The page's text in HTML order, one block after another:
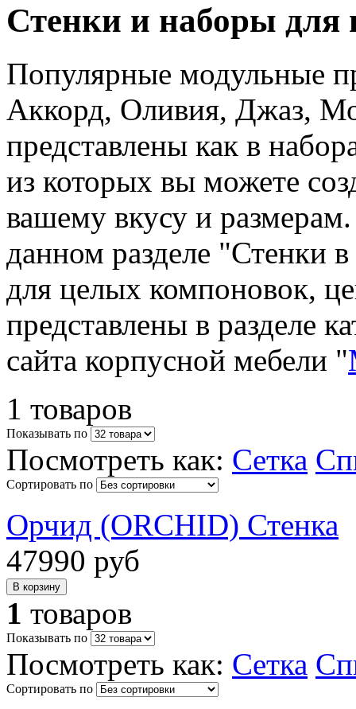
Стенки и наборы для
Популярные модульные
Аккорд, Оливия, Джаз,
представлены как в
из которых вы можете
вашему вкусу и
данном разделе "Стенки
для целых компоновок,
представлены в разделе
сайта корпусной мебели "
1 товаров
Показывать по
Посмотреть как: Сетка
Сортировать по
Орчид (ORCHID) Стенка
47990 руб
1 товаров
Показывать по
Посмотреть как: Сетка
Сортировать по